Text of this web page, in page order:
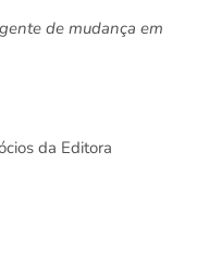
de mudança em
da Editora